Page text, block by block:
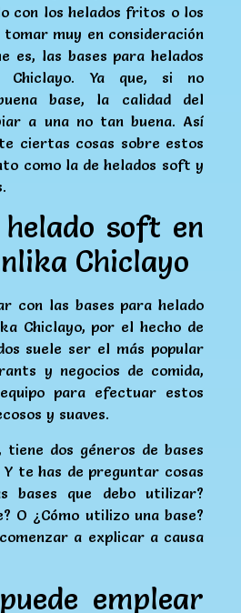
con los helados fritos o los
muy en consideración
es, las bases para helados
Chiclayo. Ya que, si no
base, la calidad del
a una no tan buena. Así
ciertas cosas sobre estos
como la de helados soft y
soft en
Chiclayo
con las bases para helado
Chiclayo, por el hecho de
suele ser el más popular
y negocios de comida,
para efectuar estos
y suaves.
tiene dos géneros de bases
te has de preguntar cosas
bases que debo utilizar?
O ¿Cómo utilizo una base?
a explicar a causa
emplear